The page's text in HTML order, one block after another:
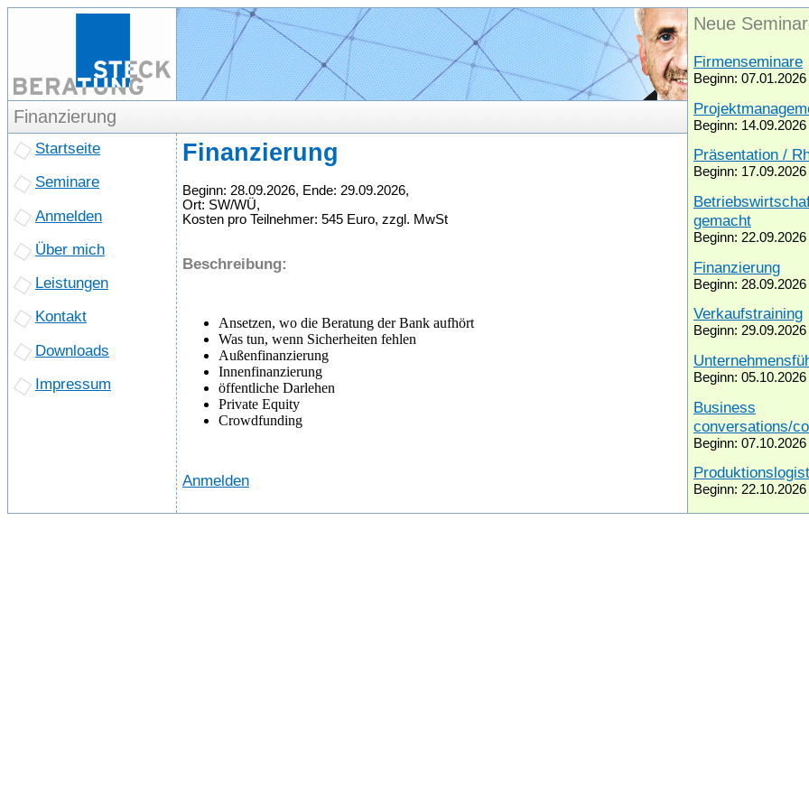
Neue
Firmenseminare
Beginn: 07.01.2026
Beginn: 14.09.2026
Präsentation /
Beginn: 17.09.2026
gemacht
Beginn: 22.09.2026
Finanzierung
Beginn: 28.09.2026
Verkaufstraining
Beginn: 29.09.2026
Beginn: 05.10.2026
Business
conversations/
Beginn: 07.10.2026
Beginn: 22.10.2026
Finanzierung
Startseite
Seminare
Anmelden
Über mich
Leistungen
Kontakt
Downloads
Impressum
Finanzierung
Beginn: 28.09.2026, Ende: 29.09.2026,
Ort: SW/WÜ,
Kosten pro Teilnehmer: 545 Euro, zzgl. MwSt
Beschreibung:
Ansetzen, wo die Beratung der Bank aufhört
Was tun, wenn Sicherheiten fehlen
Außenfinanzierung
Innenfinanzierung
öffentliche Darlehen
Private Equity
Crowdfunding
Anmelden